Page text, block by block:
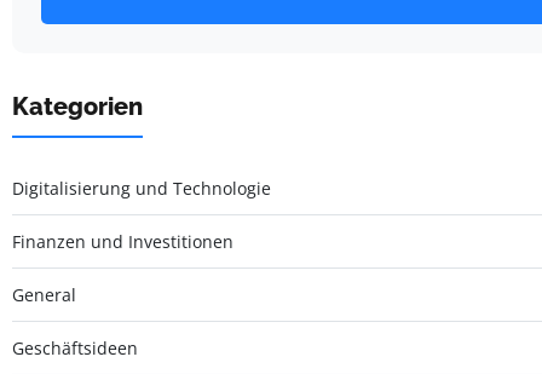
Kategorien
Digitalisierung und Technologie
Finanzen und Investitionen
General
Geschäftsideen